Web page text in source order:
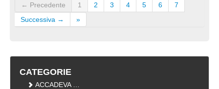
← Precedente 1 2 3 4 5 6
7
Successiva →
»
CATEGORIE
ACCADEVA …